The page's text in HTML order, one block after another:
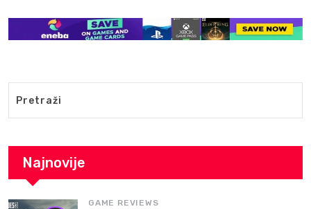
Najnovije
GAME REVIEWS